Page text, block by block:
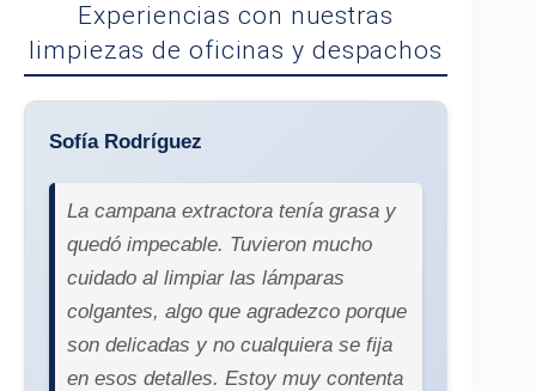
Experiencias con nuestras
limpiezas de oficinas y despachos
Sofía Rodríguez
La campana extractora tenía grasa y
quedó impecable. Tuvieron mucho
cuidado al limpiar las lámparas
colgantes, algo que agradezco porque
son delicadas y no cualquiera se fija
en esos detalles. Estoy muy contenta